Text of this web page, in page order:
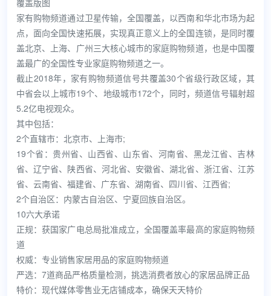
覆盖版图
家有购物频道通过卫星传输，全国覆盖，以西南和华北市场为起
点，面向全国快速拓展，实现真正意义上的全国连锁，是同时覆
盖北京、上海、广州三大核心城市的家庭购物频道，也是中国覆
盖最广的全国性专业家庭购物频道之一。
截止2018年，家有购物频道信号共覆盖30个省级行政区域，其
中省会以上城市19个、地级城市172个，同时，频道信号辐射超
5.2亿电视观众。
其中包括：
2个直辖市：北京市、上海市;
19个省：贵州省、山西省、山东省、河南省、黑龙江省、吉林
省、辽宁省、陕西省、河北省、安徽省、湖北省、浙江省、江苏
省、云南省、福建省、广东省、湖南省、四川省、江西省;
2个自治区：内蒙古自治区、宁夏回族自治区。
10六大承诺
正规：获国家广电总局批准成立，全国覆盖率最高的家庭购物频
道
权威：专业销售家居用品的家庭购物频道
严选：7道商品严格质量检测，挑选消费者放心的家居品牌正品
特价：现代媒体零售业无店铺成本，确保天天特价